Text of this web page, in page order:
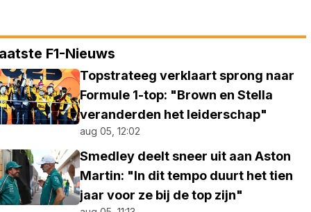
F1-Nieuws
Topstrateeg verklaart sprong naar
Formule 1-top: "Brown en Stella
veranderden het leiderschap"
aug 05, 12:02
Smedley deelt sneer uit aan Aston
Martin: "In dit tempo duurt het tien
jaar voor ze bij de top zijn"